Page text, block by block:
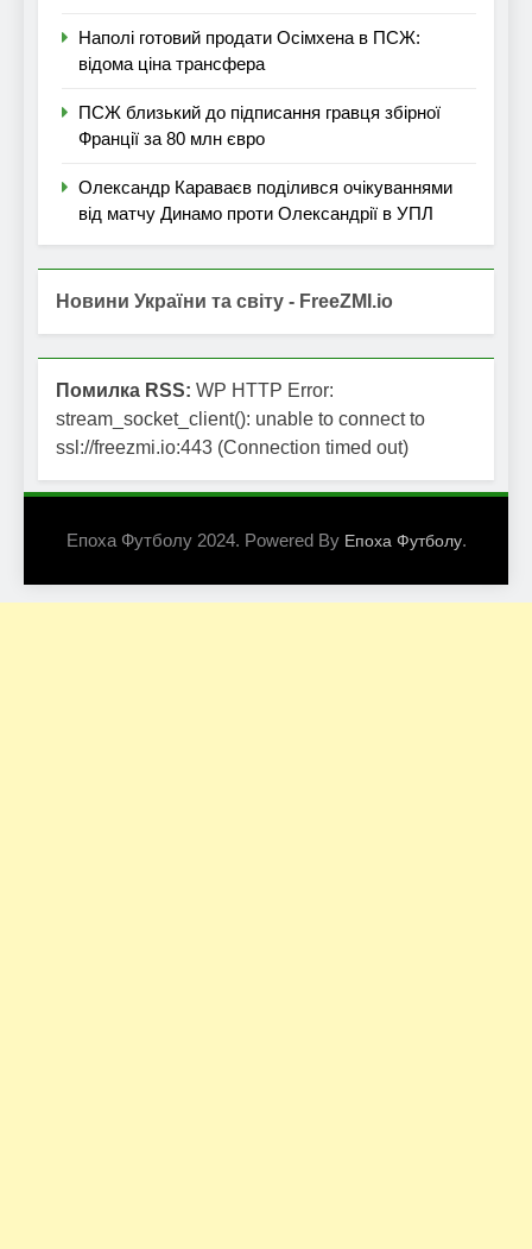
Наполі готовий продати Осімхена в ПСЖ:
відома ціна трансфера
ПСЖ близький до підписання гравця збірної
Франції за 80 млн євро
Олександр Караваєв поділився очікуваннями
від матчу Динамо проти Олександрії в УПЛ
Новини України та світу - FreeZMI.io
Помилка RSS: WP HTTP Error:
stream_socket_client(): unable to connect to
ssl://freezmi.io:443 (Connection timed out)
Епоха Футболу 2024. Powered By Епоха Футболу.